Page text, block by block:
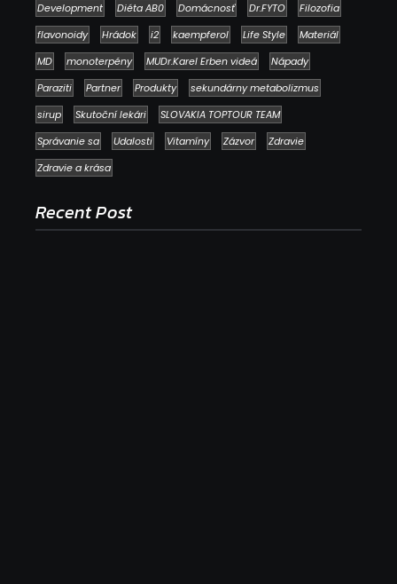
Development
Diéta AB0 Domácnosť Dr.FYTO
Filozofia
flavonoidy
Hrádok i2 kaempferol Life Style
Materiál
MD
monoterpény MUDr.Karel Erben videá
Nápady
Paraziti
Partner Produkty
sekundárny metabolizmus
sirup
Skutoční lekári
SLOVAKIA TOPTOUR TEAM
Správanie sa
Udalosti Vitamíny Zázvor
Zdravie
Zdravie a krása
Recent Post